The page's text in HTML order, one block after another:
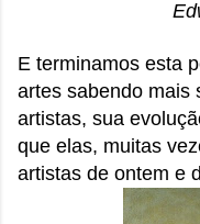
E terminamos esta
artes sabendo mais
artistas, sua
que elas, muitas
artistas de ontem e